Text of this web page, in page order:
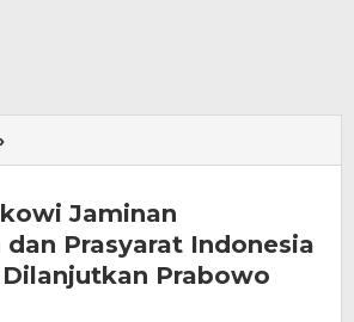
Jokowi
Kedaulatan
dan
Prasyarat
Indonesia
Jaminan
Prasyarat Indonesia
Prabowo